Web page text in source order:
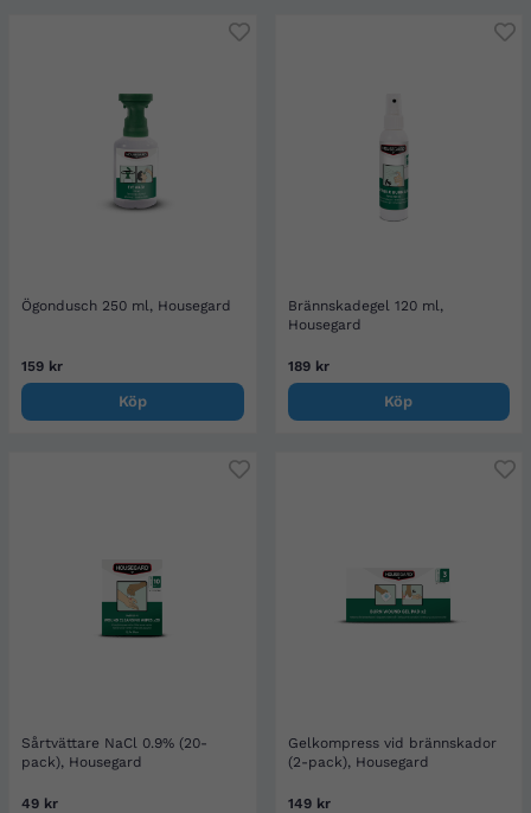
Ögondusch 250 ml, Housegard
159 kr
Köp
Brännskadegel 120 ml,
Housegard
189 kr
Köp
Sårtvättare NaCl 0.9% (20-
pack), Housegard
49 kr
Gelkompress vid brännskador
(2-pack), Housegard
149 kr